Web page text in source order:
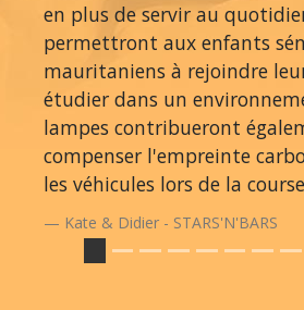
en plus de servir au
permettront aux enfants
mauritaniens à rejoindre
étudier dans un
lampes contribueront
compenser l'empreinte
les véhicules lors de la
Kate & Didier - STARS'N'BARS